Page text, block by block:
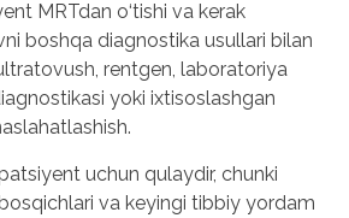
MRTdan o‘tishi va kerak
boshqa diagnostika usullari bilan
rentgen, laboratoriya
yoki ixtisoslashgan
uchun qulaydir, chunki
va keyingi tibbiy yordam